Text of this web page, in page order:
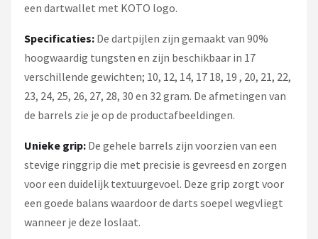
een dartwallet met KOTO logo.
Specificaties: De dartpijlen zijn gemaakt van 90%
hoogwaardig tungsten en zijn beschikbaar in 17
verschillende gewichten; 10, 12, 14, 17 18, 19 , 20, 21, 22,
23, 24, 25, 26, 27, 28, 30 en 32 gram. De afmetingen van
de barrels zie je op de productafbeeldingen.
Unieke grip: De gehele barrels zijn voorzien van een
stevige ringgrip die met precisie is gevreesd en zorgen
voor een duidelijk textuurgevoel. Deze grip zorgt voor
een goede balans waardoor de darts soepel wegvliegt
wanneer je deze loslaat.